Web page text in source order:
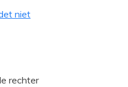
rechter